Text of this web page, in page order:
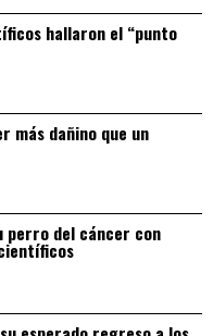
hallaron el “punto
más dañino que un
perro del cáncer con